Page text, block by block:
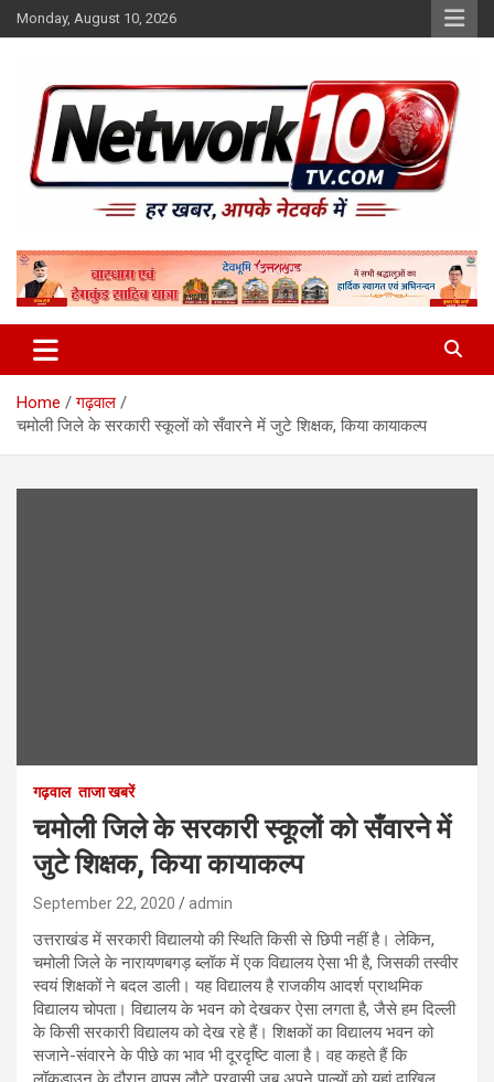
Skip
to
Monday, August 10, 2026
Network10tv
Home
गढ़वाल
चमोली जिले के सरकारी स्कूलों को सँवारने में जुटे शिक्षक, किया कायाकल्प
गढ़वाल ताजा खबरें
चमोली जिले के सरकारी स्कूलों को सँवारने में
जुटे शिक्षक, किया कायाकल्प
September 22, 2020 admin
उत्तराखंड में सरकारी विद्यालयो की स्थिति किसी से छिपी नहीं है। लेकिन,
चमोली जिले के नारायणबगड़ ब्लॉक में एक विद्यालय ऐसा भी है, जिसकी तस्वीर
स्वयं शिक्षकों ने बदल डाली। यह विद्यालय है राजकीय आदर्श प्राथमिक
विद्यालय चोपता। विद्यालय के भवन को देखकर ऐसा लगता है, जैसे हम दिल्ली
के किसी सरकारी विद्यालय को देख रहे हैं। शिक्षकों का विद्यालय भवन को
सजाने-संवारने के पीछे का भाव भी दूरदृष्टि वाला है। वह कहते हैं कि